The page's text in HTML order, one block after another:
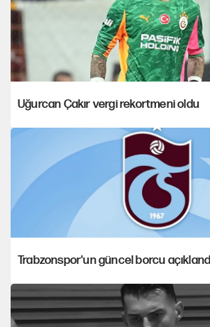
Uğurcan Çakır vergi rekortmeni oldu
Trabzonspor'un güncel borcu